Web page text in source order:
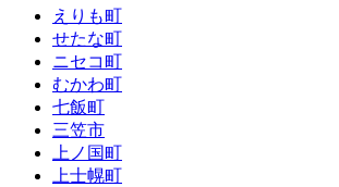
えりも町
せたな町
ニセコ町
むかわ町
七飯町
三笠市
上ノ国町
上士幌町